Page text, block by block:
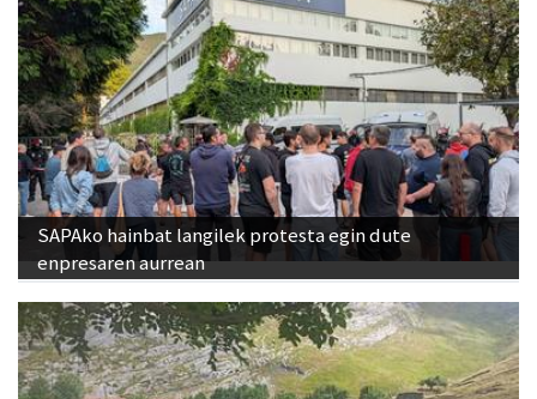
SAPAko hainbat langilek protesta egin dute
enpresaren aurrean